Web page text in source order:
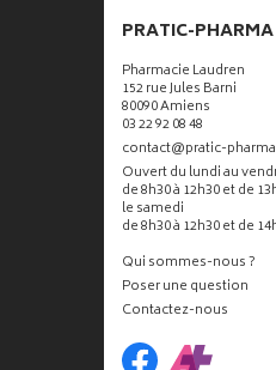
PRATIC-PHARMA
Pharmacie Laudren
152 rue Jules Barni
80090 Amiens
03 22 92 08 48
contact-
@-
pratic-
Ouvert du lundi au
de 8h30 à 12h30 et de
le samedi
de 8h30 à 12h30 et de
Qui sommes-nous ?
Poser une question
Contactez-nous